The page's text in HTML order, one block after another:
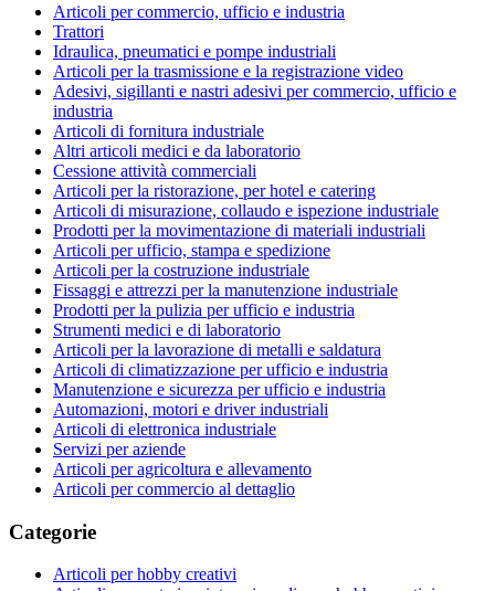
Articoli per commercio, ufficio e industria
Trattori
Idraulica, pneumatici e pompe industriali
Articoli per la trasmissione e la registrazione video
Adesivi, sigillanti e nastri adesivi per commercio, ufficio e
industria
Articoli di fornitura industriale
Altri articoli medici e da laboratorio
Cessione attività commerciali
Articoli per la ristorazione, per hotel e catering
Articoli di misurazione, collaudo e ispezione industriale
Prodotti per la movimentazione di materiali industriali
Articoli per ufficio, stampa e spedizione
Articoli per la costruzione industriale
Fissaggi e attrezzi per la manutenzione industriale
Prodotti per la pulizia per ufficio e industria
Strumenti medici e di laboratorio
Articoli per la lavorazione di metalli e saldatura
Articoli di climatizzazione per ufficio e industria
Manutenzione e sicurezza per ufficio e industria
Automazioni, motori e driver industriali
Articoli di elettronica industriale
Servizi per aziende
Articoli per agricoltura e allevamento
Articoli per commercio al dettaglio
Categorie
Articoli per hobby creativi